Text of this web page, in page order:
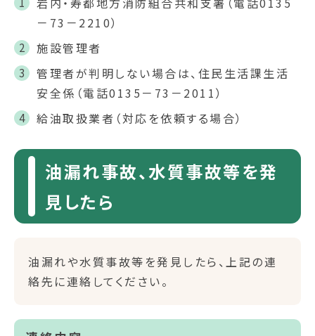
－73－2210）
施設管理者
管理者が判明しない場合は、住民生活課生活
安全係（電話0135－73－2011）
給油取扱業者（対応を依頼する場合）
油漏れ事故、水質事故等を発
見したら
油漏れや水質事故等を発見したら、上記の連
絡先に連絡してください。